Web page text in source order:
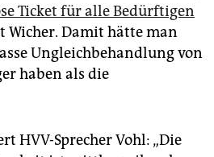
Ticket für alle Bedürftigen
Wicher. Damit hätte man
Ungleichbehandlung von
haben als die
HVV-Sprecher Vohl: „Die